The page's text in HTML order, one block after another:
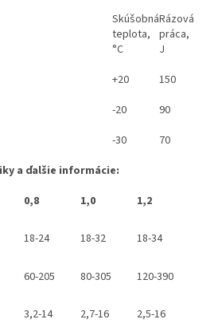
Skúšobná
teplota,
°C
Rázová
práca,
J
+20
150
-20
90
-30
70
a ďalšie informácie:
0,8 1,0
1,2
18-24 18-32 18-34
60-205 80-305
120-390
3,2-14 2,7-16 2,5-16